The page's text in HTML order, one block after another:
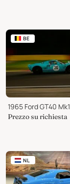
BE
1965 Ford GT40 Mk1
Prezzo su richiesta
NL